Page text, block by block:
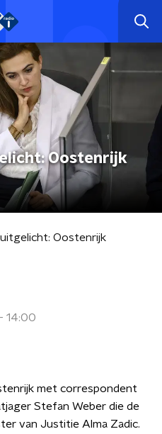
Oostenrijk
Oostenrijk
14:00
met correspondent
Stefan Weber die de
van Justitie Alma Zadic.